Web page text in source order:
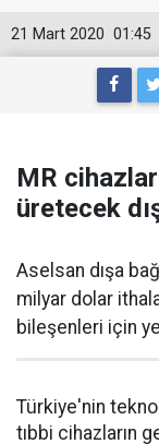
01:45
21 Mart 2020
MR
üretecek
Aselsan dışa
milyar dolar
bileşenleri için
Türkiye'nin
tıbbi cihazların